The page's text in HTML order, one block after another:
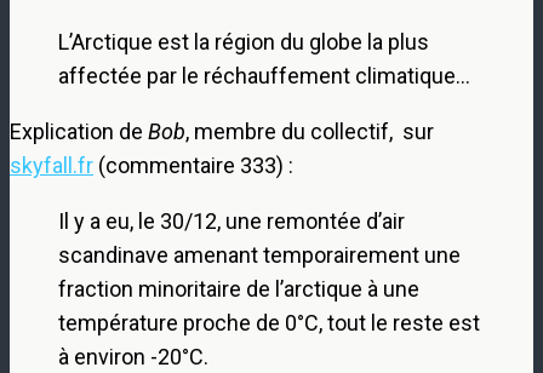
L’Arctique est la région du globe la plus
affectée par le réchauffement climatique…
Explication de Bob, membre du collectif, sur
skyfall.fr (commentaire 333) :
Il y a eu, le 30/12, une remontée d’air
scandinave amenant temporairement une
fraction minoritaire de l’arctique à une
température proche de 0°C, tout le reste est
à environ -20°C.